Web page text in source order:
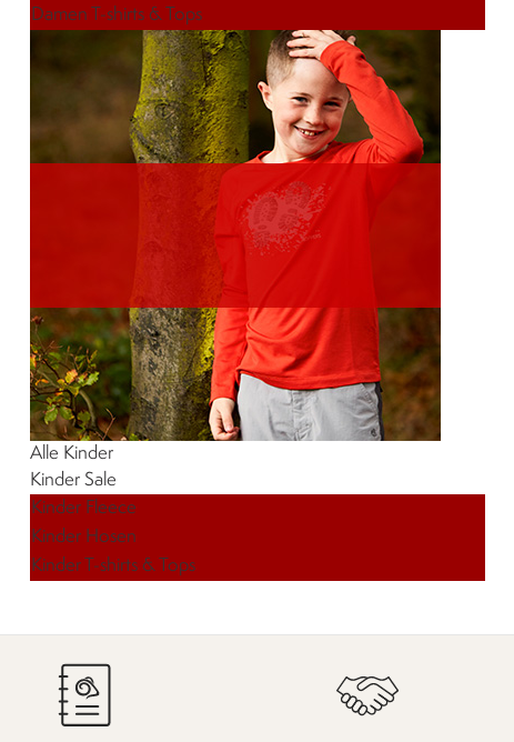
Damen T-shirts & Tops
Alle Kinder
Kinder Sale
Kinder Fleece
Kinder Hosen
Kinder T-shirts & Tops